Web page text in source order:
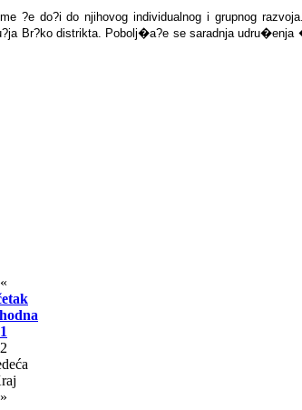
do?i do njihovog individualnog i grupnog
Br?ko distrikta. Pobolj�a?e se saradnja udru�enja
«
1
2
»